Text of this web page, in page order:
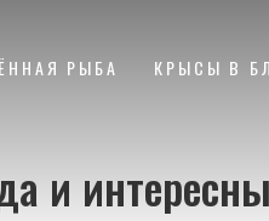
РЫБА КРЫСЫ В
и